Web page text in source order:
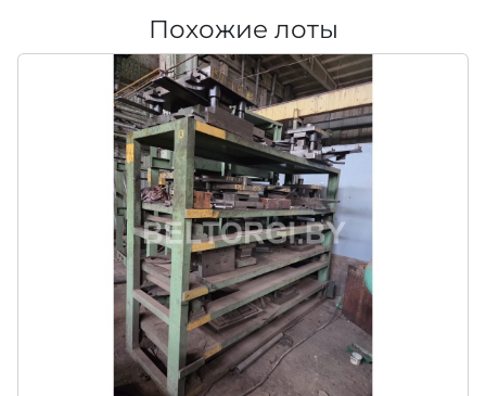
Похожие лоты